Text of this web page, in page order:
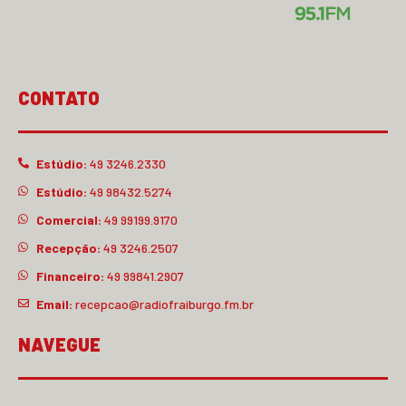
CONTATO
Estúdio: 49 3246.2330
Estúdio: 49 98432.5274
Comercial: 49 99199.9170
Recepção: 49 3246.2507
Financeiro: 49 99841.2907
Email: recepcao@radiofraiburgo.fm.br
NAVEGUE